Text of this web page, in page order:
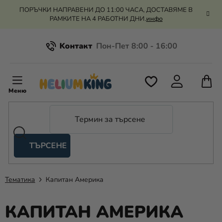
Преминаване
ПОРЪЧКИ НАПРАВЕНИ ДО 11:00 ЧАСА, ДОСТАВЯМЕ В
РАМКИТЕ НА 4 РАБОТНИ ДНИ.инфо
Kонтакт
Всичко за пазаруването
Оценка на магазина
ТЪРСЕНЕ
и
балони
Парти
Тематика Капитан Америка
КАПИТАН АМЕРИКА